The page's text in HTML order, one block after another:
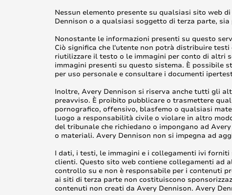
Nessun elemento presente su qualsiasi sito web
Dennison o a qualsiasi soggetto di terza parte,
Nonostante le informazioni presenti su questo
Ciò significa che l'utente non potrà distribuire
riutilizzare il testo o le immagini per conto di altri
immagini presenti su questo sistema. È possibile
per uso personale e consultare i documenti
Inoltre, Avery Dennison si riserva anche tutti gli
preavviso. È proibito pubblicare o trasmettere
pornografico, offensivo, blasfemo o qualsiasi
luogo a responsabilità civile o violare in altro
del tribunale che richiedano o impongano ad
o materiali. Avery Dennison non si impegna ad
I dati, i testi, le immagini e i collegamenti ivi
clienti. Questo sito web contiene collegamenti ad
controllo su e non è responsabile per i contenuti
ai siti di terza parte non costituiscono
contenuti non creati da Avery Dennison. Avery